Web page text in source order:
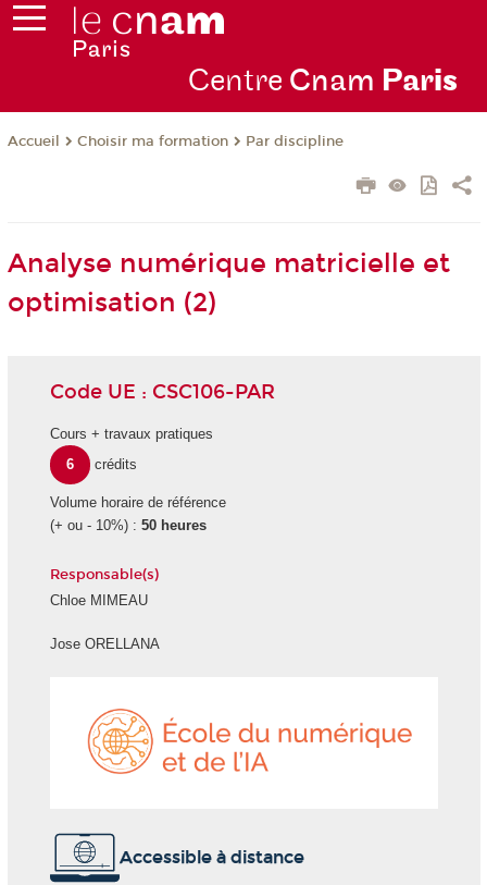
Centre Cnam Paris
Accueil Choisir ma formation Par discipline
Analyse numérique matricielle et
optimisation (2)
Code UE : CSC106-PAR
Cours + travaux pratiques
6
crédits
Volume horaire de référence
(+ ou - 10%) : 50 heures
Responsable(s)
Chloe MIMEAU
Jose ORELLANA
Accessible à distance